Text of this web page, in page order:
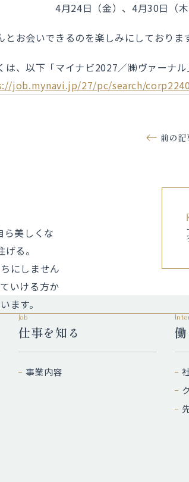
24日（金）、4月30日（木
とお会いできるのを楽しみにしておりま
は、以下「マイナビ2027／㈱ヴァーナル
job.mynavi.jp/27/pc/search/
前の記
ら美しくな
る。
にしません
いける方か
ます。
Job
仕事を知る
事業内容